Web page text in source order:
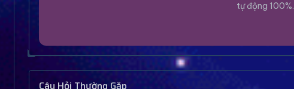
tự động 100%.
Câu Hỏi Thường Gặp